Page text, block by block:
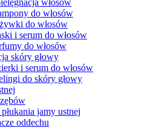
włosów
do włosów
do włosów
i serum do włosów
do włosów
skóry głowy
i serum do włosów
do skóry głowy
jamy ustnej
oddechu